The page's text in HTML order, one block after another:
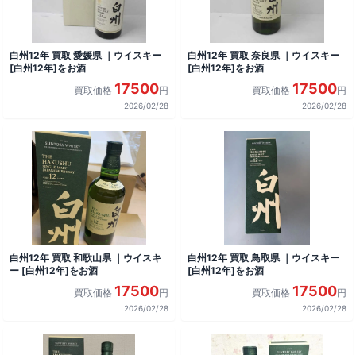
白州12年 買取 愛媛県 ｜ウイスキー
[白州12年]をお酒
買取価格 17500円
2026/02/28
白州12年 買取 奈良県 ｜ウイスキー
[白州12年]をお酒
買取価格 17500円
2026/02/28
白州12年 買取 和歌山県 ｜ウイスキ
ー [白州12年]をお酒
買取価格 17500円
2026/02/28
白州12年 買取 鳥取県 ｜ウイスキー
[白州12年]をお酒
買取価格 17500円
2026/02/28